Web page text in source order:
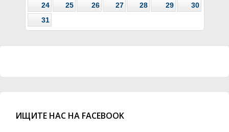
24
25 26 27 28 29
30
31
ИЩИТЕ НАС НА FACEBOOK